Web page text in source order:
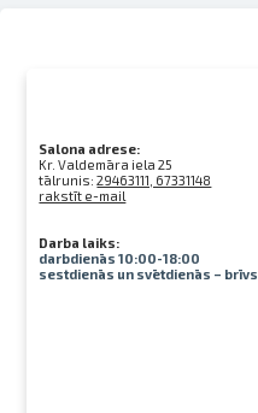
Salona adrese:
Kr. Valdemāra iela 25
tālrunis:29463111, 67331148
rakstīt e-mail
Darba laiks:
darbdienās 10:00-18:00
sestdienās un svētdienās – brīvs